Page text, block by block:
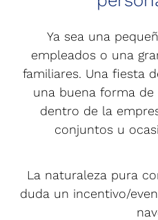
Ya sea una
empleados o una
familiares. Una fiesta
una buena forma
dentro de la
conjuntos u
La naturaleza pura
duda un incentivo/